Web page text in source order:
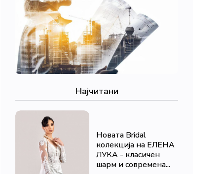
Најчитани
Новата Bridal
колекција на ЕЛЕНА
ЛУКА - класичен
шарм и современа...